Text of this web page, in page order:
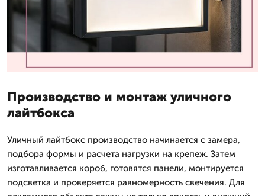
Производство и монтаж уличного
лайтбокса
Уличный лайтбокс производство начинается с замера,
подбора формы и расчета нагрузки на крепеж. Затем
изготавливается короб, готовятся панели, монтируется
подсветка и проверяется равномерность свечения. Для